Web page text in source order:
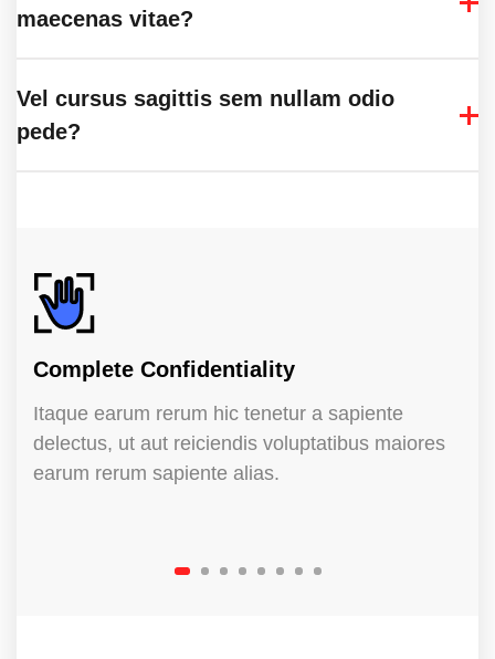
maecenas vitae?
Vel cursus sagittis sem nullam odio
pede?
Complete Confidentiality
Itaque earum rerum hic tenetur a sapiente
delectus, ut aut reiciendis voluptatibus maiores
earum rerum sapiente alias.